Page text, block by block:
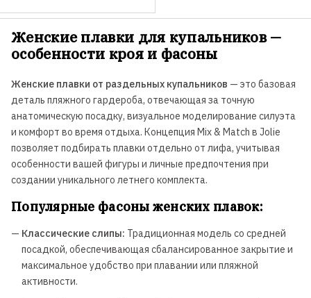
Женские плавки для купальников —
особенности кроя и фасоны
Женские плавки от раздельных купальников — это базовая
деталь пляжного гардероба, отвечающая за точную
анатомическую посадку, визуальное моделирование силуэта
и комфорт во время отдыха. Концепция Mix & Match в Jolie
позволяет подбирать плавки отдельно от лифа, учитывая
особенности вашей фигуры и личные предпочтения при
создании уникального летнего комплекта.
Популярные фасоны женских плавок:
— Классические слипы: Традиционная модель со средней
посадкой, обеспечивающая сбалансированное закрытие и
максимальное удобство при плавании или пляжной
активности.